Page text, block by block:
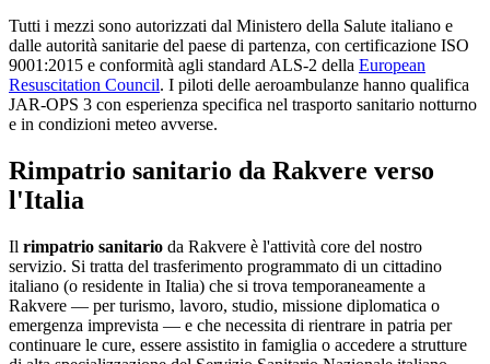
Tutti i mezzi sono autorizzati dal Ministero della Salute italiano e
dalle autorità sanitarie del paese di partenza, con certificazione ISO
9001:2015 e conformità agli standard ALS-2 della European
Resuscitation Council. I piloti delle aeroambulanze hanno qualifica
JAR-OPS 3 con esperienza specifica nel trasporto sanitario notturno
e in condizioni meteo avverse.
Rimpatrio sanitario da Rakvere verso
l'Italia
Il rimpatrio sanitario da Rakvere è l'attività core del nostro
servizio. Si tratta del trasferimento programmato di un cittadino
italiano (o residente in Italia) che si trova temporaneamente a
Rakvere — per turismo, lavoro, studio, missione diplomatica o
emergenza imprevista — e che necessita di rientrare in patria per
continuare le cure, essere assistito in famiglia o accedere a strutture